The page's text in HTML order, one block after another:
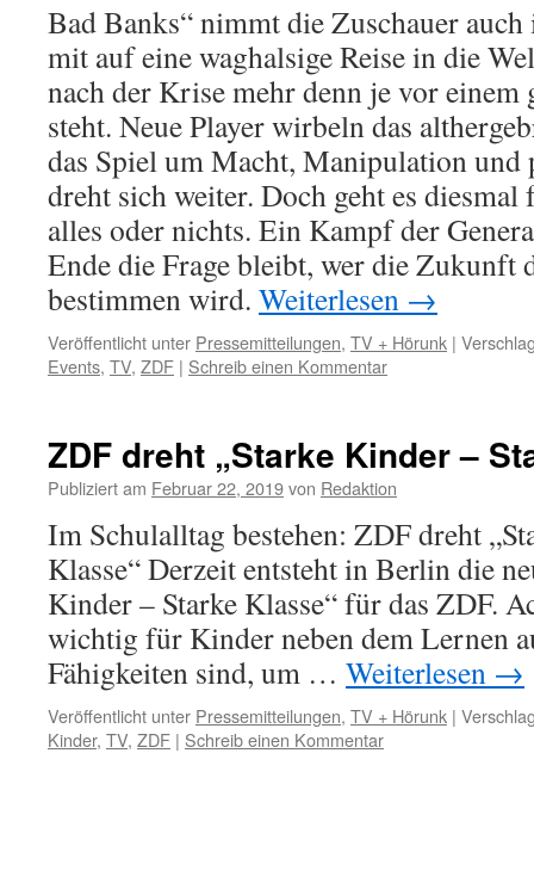
Bad Banks“ nimmt die Zuschauer auch
mit auf eine waghalsige Reise in die
nach der Krise mehr denn je vor einem
steht. Neue Player wirbeln das
das Spiel um Macht, Manipulation und
dreht sich weiter. Doch geht es
alles oder nichts. Ein Kampf der
Ende die Frage bleibt, wer die Zukunft
bestimmen wird. Weiterlesen →
Veröffentlicht unter Pressemitteilungen, TV + Hörunk |
Events, TV, ZDF | Schreib einen Kommentar
ZDF dreht „Starke Kinder –
Publiziert am Februar 22, 2019von Redaktion
Im Schulalltag bestehen: ZDF dreht
Klasse“ Derzeit entsteht in Berlin die
Kinder – Starke Klasse“ für das ZDF.
wichtig für Kinder neben dem Lernen
Fähigkeiten sind, um … Weiterlesen →
Veröffentlicht unter Pressemitteilungen, TV + Hörunk |
Kinder, TV, ZDF | Schreib einen Kommentar